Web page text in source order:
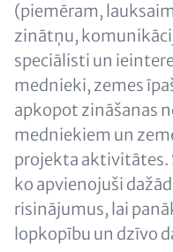
(piemēram,
zinātņu,
speciālisti un
mednieki, zemes
apkopot zināšanas
medniekiem un
projekta aktivitātes.
ko apvienojuši
risinājumus, lai
lopkopību un dzīvo